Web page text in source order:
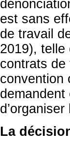
est sans
de travail
2019), telle
contrats de
convention
demandent
La